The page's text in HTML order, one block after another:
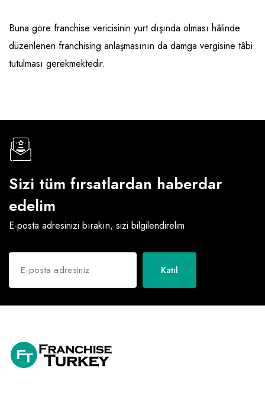
Proje - İnşaat ve Tesisat
Raf ve Depo Sistemleri
Tabela - Dijital Baskı
Buna göre franchise vericisinin yurt dışında olması hâlinde
düzenlenen franchising anlaşmasının da damga vergisine tâbi
tutulması gerekmektedir.
Sizi tüm fırsatlardan haberdar
edelim
E-posta adresinizi bırakın, sizi bilgilendirelim
Katıl